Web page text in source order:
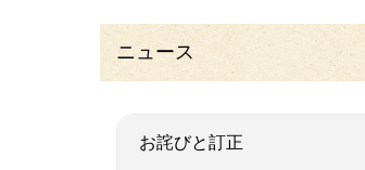
ニュース
お詫びと訂正